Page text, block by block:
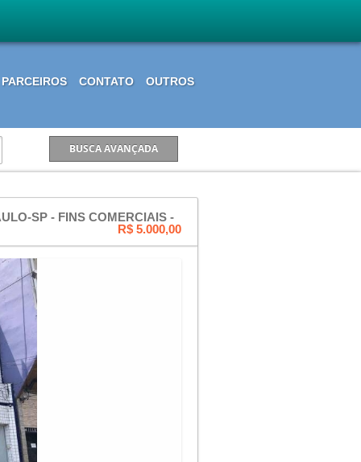
PARCEIROS CONTATO OUTROS
SP - FINS COMERCIAIS -
R$ 5.000,00